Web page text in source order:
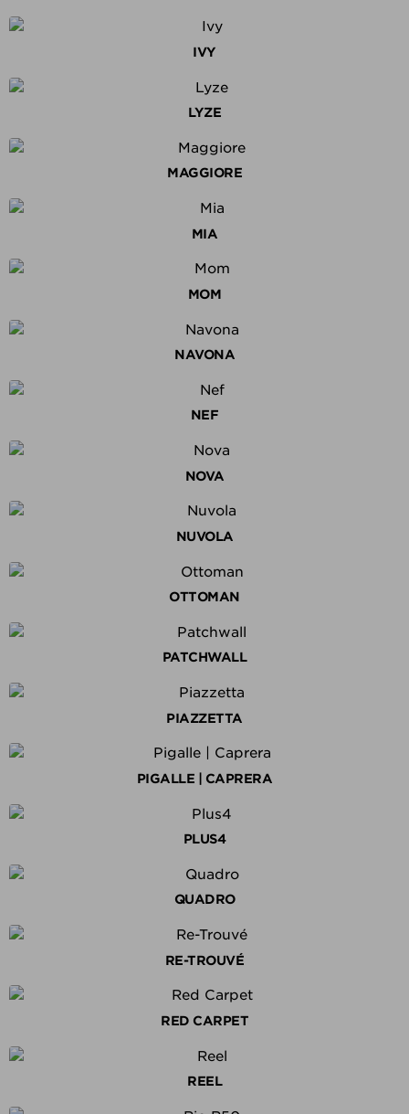
IVY
LYZE
MAGGIORE
MIA
MOM
NAVONA
NEF
NOVA
NUVOLA
OTTOMAN
PATCHWALL
PIAZZETTA
PIGALLE | CAPRERA
PLUS4
QUADRO
RE-TROUVÉ
RED CARPET
REEL